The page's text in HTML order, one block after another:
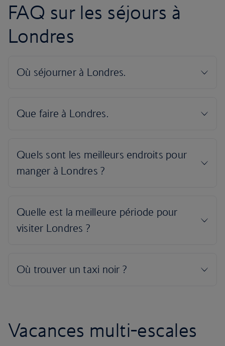
FAQ sur les séjours à
Londres
Vacances multi-escales